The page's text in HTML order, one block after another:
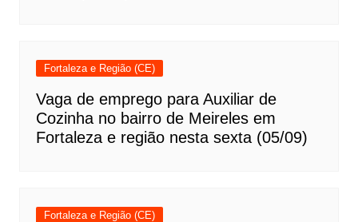
Fortaleza e Região (CE)
Vaga de emprego para Auxiliar de
Cozinha no bairro de Meireles em
Fortaleza e região nesta sexta (05/09)
Fortaleza e Região (CE)